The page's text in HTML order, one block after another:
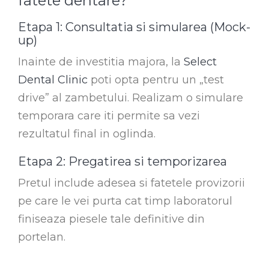
Etapa 1: Consultatia si simularea (Mock-
up)
Inainte de investitia majora, la Select
Dental Clinic poti opta pentru un „test
drive” al zambetului. Realizam o simulare
temporara care iti permite sa vezi
rezultatul final in oglinda.
Etapa 2: Pregatirea si temporizarea
Pretul include adesea si fatetele provizorii
pe care le vei purta cat timp laboratorul
finiseaza piesele tale definitive din
portelan.